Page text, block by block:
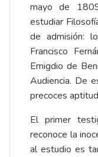
mayo de
estudiar
de admisión:
Francisco
Emigdio de
Audiencia. De
precoces
El primer
reconoce la
al estudio es